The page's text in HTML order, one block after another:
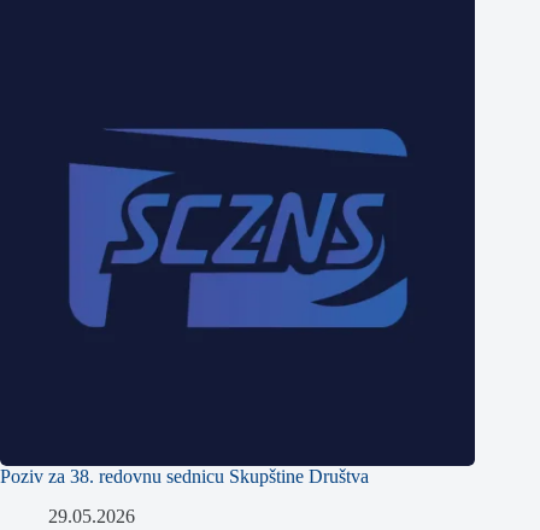
Poziv za 38. redovnu sednicu Skupštine Društva
29.05.2026